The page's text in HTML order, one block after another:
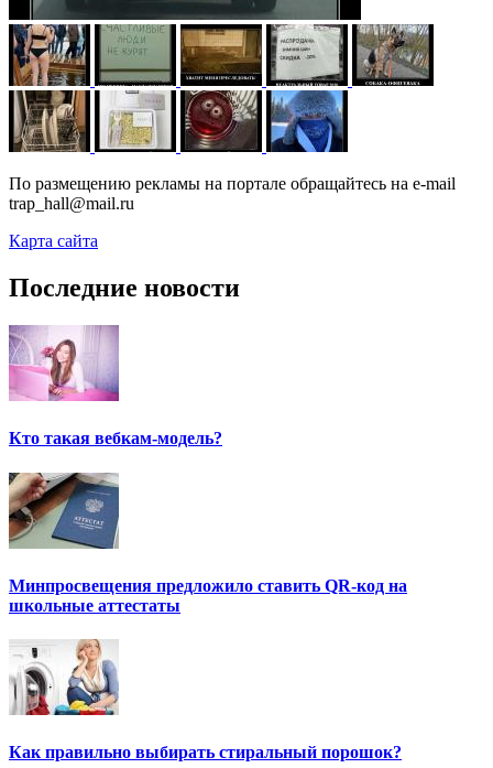
По размещению рекламы на портале обращайтесь на e-mail
trap_hall@mail.ru
Карта сайта
Последние новости
Кто такая вебкам-модель?
Минпросвещения предложило ставить QR-код на
школьные аттестаты
Как правильно выбирать стиральный порошок?